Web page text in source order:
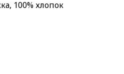
100% хлопок